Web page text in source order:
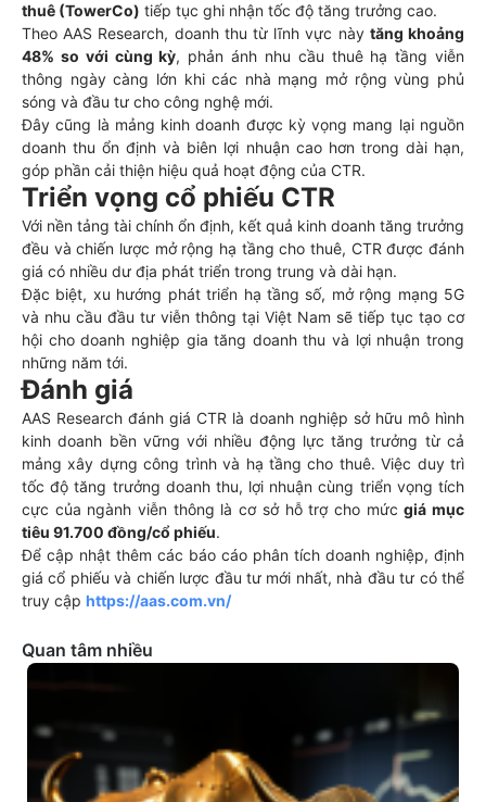
thuê (TowerCo) tiếp tục ghi nhận tốc độ tăng trưởng cao.
Theo AAS Research, doanh thu từ lĩnh vực này tăng khoảng
48% so với cùng kỳ, phản ánh nhu cầu thuê hạ tầng viễn
thông ngày càng lớn khi các nhà mạng mở rộng vùng phủ
sóng và đầu tư cho công nghệ mới.
Đây cũng là mảng kinh doanh được kỳ vọng mang lại nguồn
doanh thu ổn định và biên lợi nhuận cao hơn trong dài hạn,
góp phần cải thiện hiệu quả hoạt động của CTR.
Triển vọng cổ phiếu CTR
Với nền tảng tài chính ổn định, kết quả kinh doanh tăng trưởng
đều và chiến lược mở rộng hạ tầng cho thuê, CTR được đánh
giá có nhiều dư địa phát triển trong trung và dài hạn.
Đặc biệt, xu hướng phát triển hạ tầng số, mở rộng mạng 5G
và nhu cầu đầu tư viễn thông tại Việt Nam sẽ tiếp tục tạo cơ
hội cho doanh nghiệp gia tăng doanh thu và lợi nhuận trong
những năm tới.
Đánh giá
AAS Research đánh giá CTR là doanh nghiệp sở hữu mô hình
kinh doanh bền vững với nhiều động lực tăng trưởng từ cả
mảng xây dựng công trình và hạ tầng cho thuê. Việc duy trì
tốc độ tăng trưởng doanh thu, lợi nhuận cùng triển vọng tích
cực của ngành viễn thông là cơ sở hỗ trợ cho mứcgiá mục
tiêu 91.700 đồng/cổ phiếu.
Để cập nhật thêm các báo cáo phân tích doanh nghiệp, định
giá cổ phiếu và chiến lược đầu tư mới nhất, nhà đầu tư có thể
truy cập https://aas.com.vn/
Quan tâm nhiều